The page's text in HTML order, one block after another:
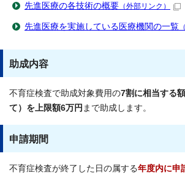
先進医療の各技術の概要 （外部リンク）
先進医療を実施している医療機関の一覧
助成内容
不育症検査で助成対象費用の7割に相当する
て）を上限額6万円 まで助成します。
申請期間
不育症検査が終了した日の属する年度内に申